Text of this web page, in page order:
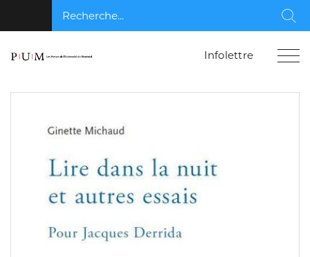
Recherche...
Infolettre